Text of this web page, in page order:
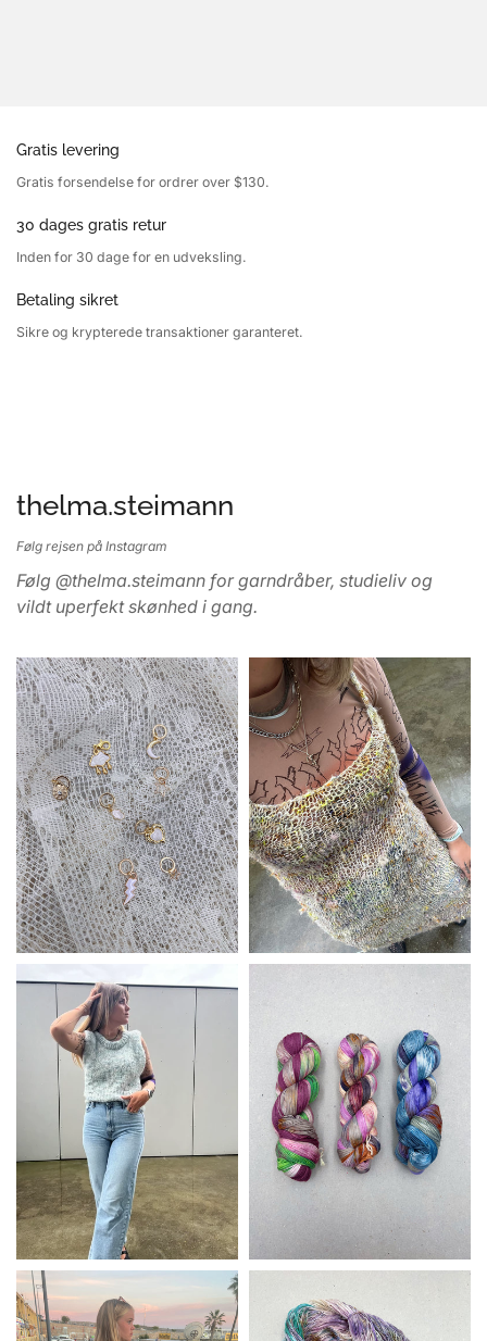
Gratis levering
Gratis forsendelse for ordrer over $130.
30 dages gratis retur
Inden for 30 dage for en udveksling.
Betaling sikret
Sikre og krypterede transaktioner garanteret.
thelma.steimann
Følg rejsen på Instagram
Følg @thelma.steimann for garndråber, studieliv og
vildt uperfekt skønhed i gang.